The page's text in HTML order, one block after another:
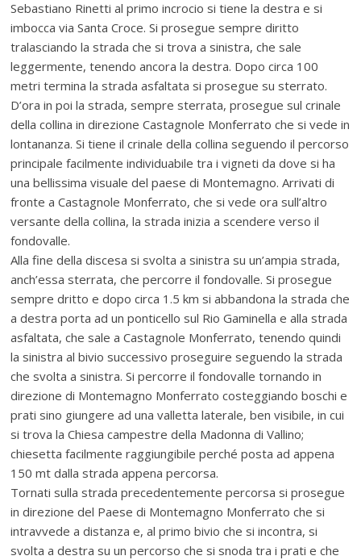
Sebastiano Rinetti al primo incrocio si tiene la destra e si
imbocca via Santa Croce. Si prosegue sempre diritto
tralasciando la strada che si trova a sinistra, che sale
leggermente, tenendo ancora la destra. Dopo circa 100
metri termina la strada asfaltata si prosegue su sterrato.
D’ora in poi la strada, sempre sterrata, prosegue sul crinale
della collina in direzione Castagnole Monferrato che si vede in
lontananza. Si tiene il crinale della collina seguendo il percorso
principale facilmente individuabile tra i vigneti da dove si ha
una bellissima visuale del paese di Montemagno. Arrivati di
fronte a Castagnole Monferrato, che si vede ora sull’altro
versante della collina, la strada inizia a scendere verso il
fondovalle.
Alla fine della discesa si svolta a sinistra su un’ampia strada,
anch’essa sterrata, che percorre il fondovalle. Si prosegue
sempre dritto e dopo circa 1.5 km si abbandona la strada che
a destra porta ad un ponticello sul Rio Gaminella e alla strada
asfaltata, che sale a Castagnole Monferrato, tenendo quindi
la sinistra al bivio successivo proseguire seguendo la strada
che svolta a sinistra. Si percorre il fondovalle tornando in
direzione di Montemagno Monferrato costeggiando boschi e
prati sino giungere ad una valletta laterale, ben visibile, in cui
si trova la Chiesa campestre della Madonna di Vallino;
chiesetta facilmente raggiungibile perché posta ad appena
150 mt dalla strada appena percorsa.
Tornati sulla strada precedentemente percorsa si prosegue
in direzione del Paese di Montemagno Monferrato che si
intravvede a distanza e, al primo bivio che si incontra, si
svolta a destra su un percorso che si snoda tra i prati e che